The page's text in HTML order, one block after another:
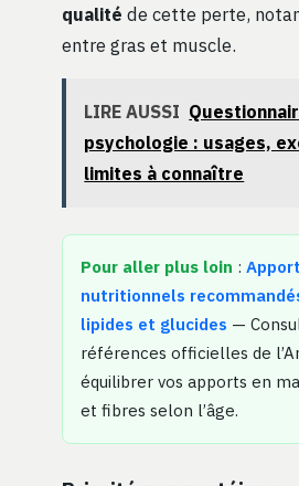
qualité de cette perte,
entre gras et muscle.
LIRE AUSSI
psychologie : usages,
limites à connaître
Pour aller plus loin :
nutritionnels
lipides et glucides —
références officielles de
équilibrer vos apports en
et fibres selon l’âge.